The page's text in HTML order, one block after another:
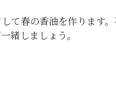
て春の香油を作ります
緒しましょう。